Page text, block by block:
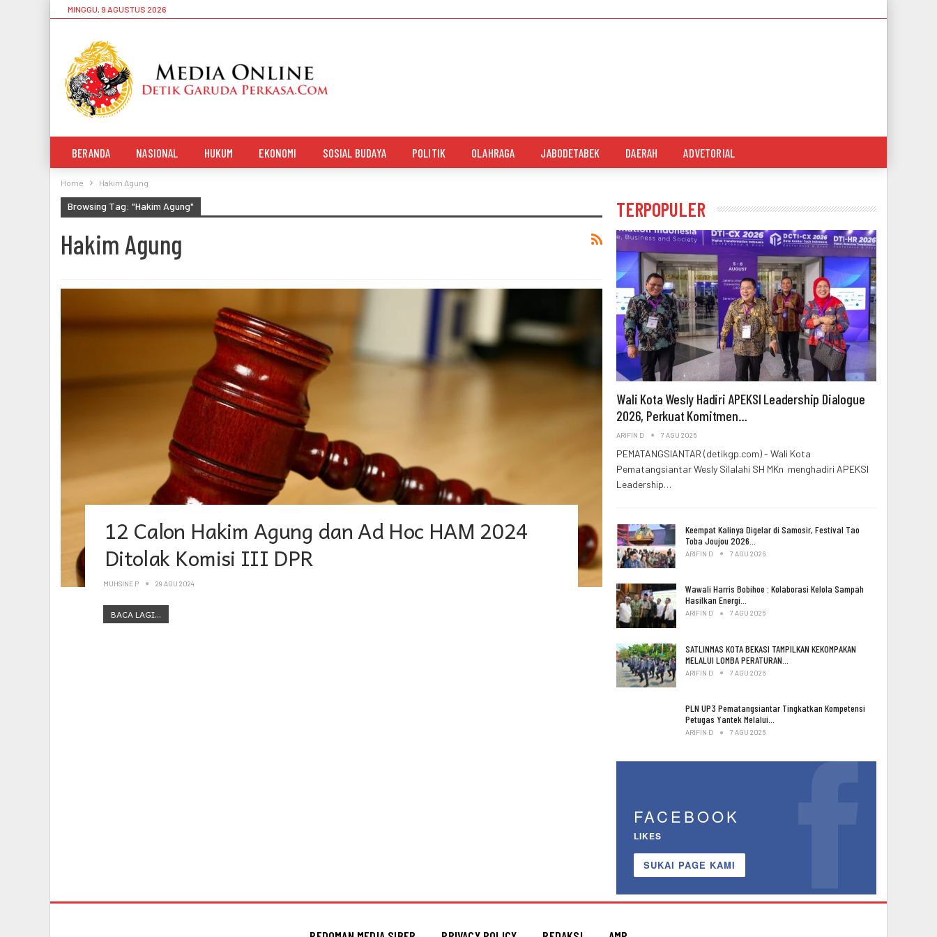
MINGGU, 9 AGUSTUS 2026
BERANDA NASIONAL HUKUM EKONOMI SOSIAL BUDAYA POLITIK OLAHRAGA JABODETABEK DAERAH ADVETORIAL
Home Hakim Agung
Browsing Tag: "Hakim Agung"
Hakim Agung
12 Calon Hakim Agung dan Ad Hoc HAM 2024
Ditolak Komisi III DPR
MUHSINE P 29 AGU 2024
BACA LAGI...
TERPOPULER
Wali Kota Wesly Hadiri APEKSI Leadership Dialogue
2026, Perkuat Komitmen…
ARIFIN D 7 AGU 2026
PEMATANGSIANTAR (detikgp.com) - Wali Kota
Pematangsiantar Wesly Silalahi SH MKn menghadiri APEKSI
Leadership…
Keempat Kalinya Digelar di Samosir, Festival Tao
Toba Joujou 2026…
ARIFIN D 7 AGU 2026
Wawali Harris Bobihoe : Kolaborasi Kelola Sampah
Hasilkan Energi…
ARIFIN D 7 AGU 2026
SATLINMAS KOTA BEKASI TAMPILKAN KEKOMPAKAN
MELALUI LOMBA PERATURAN…
ARIFIN D 7 AGU 2026
PLN UP3 Pematangsiantar Tingkatkan Kompetensi
Petugas Yantek Melalui…
ARIFIN D 7 AGU 2026
FACEBOOK
LIKES
SUKAI PAGE KAMI